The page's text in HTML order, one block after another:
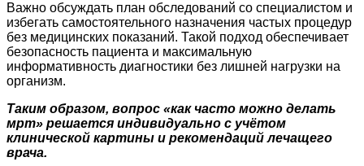
Важно обсуждать план обследований со специалистом и
избегать самостоятельного назначения частых процедур
без медицинских показаний. Такой подход обеспечивает
безопасность пациента и максимальную
информативность диагностики без лишней нагрузки на
организм.
Таким образом, вопрос «как часто можно делать
мрт» решается индивидуально с учётом
клинической картины и рекомендаций лечащего
врача.